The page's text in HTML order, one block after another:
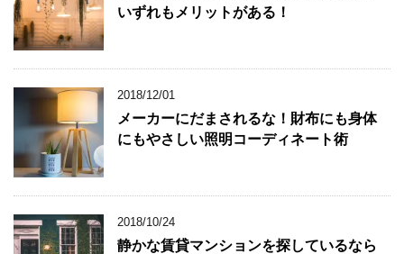
いずれもメリットがある！
2018/12/01
メーカーにだまされるな！財布にも身体
にもやさしい照明コーディネート術
2018/10/24
静かな賃貸マンションを探しているなら